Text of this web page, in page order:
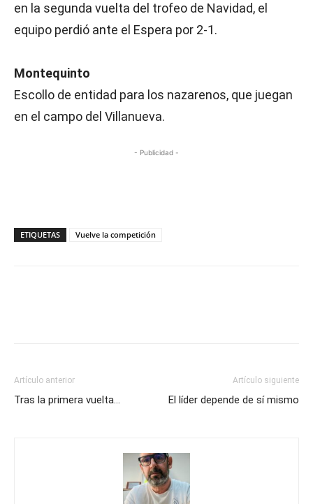
en la segunda vuelta del trofeo de Navidad, el
equipo perdió ante el Espera por 2-1.
Montequinto
Escollo de entidad para los nazarenos, que juegan
en el campo del Villanueva.
- Publicidad -
ETIQUETAS Vuelve la competición
Artículo anterior
Tras la primera vuelta…
Artículo siguiente
El líder depende de sí mismo